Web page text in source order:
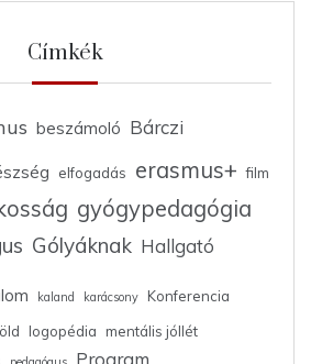
Címkék
beszámoló Bárczi
elfogadás erasmus+ film
gyógypedagógia
Gólyáknak Hallgató
kaland karácsony
Konferencia
logopédia mentális jóllét
Program